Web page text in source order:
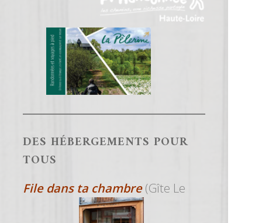
DES HÉBERGEMENTS POUR
TOUS
File dans ta chambre (Gîte Le